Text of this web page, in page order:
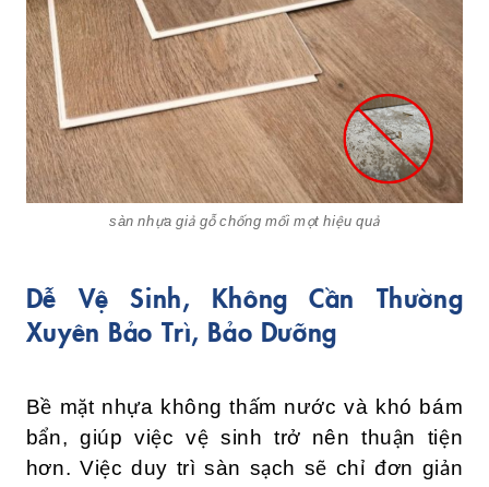
sàn nhựa giả gỗ chống mối mọt hiệu quả
Dễ Vệ Sinh, Không Cần Thường
Xuyên Bảo Trì, Bảo Dưỡng
Bề mặt nhựa không thấm nước và khó bám
bẩn, giúp việc vệ sinh trở nên thuận tiện
hơn. Việc duy trì sàn sạch sẽ chỉ đơn giản